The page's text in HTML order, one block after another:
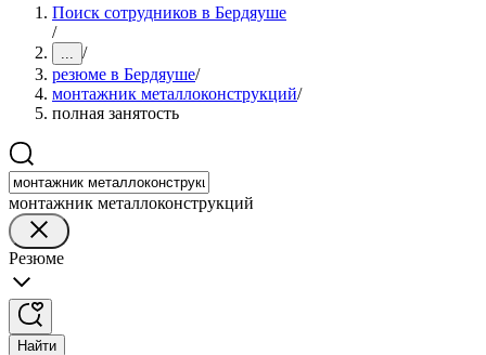
Поиск сотрудников в Бердяуше
/
... /
резюме в Бердяуше/
монтажник металлоконструкций/
полная занятость
монтажник металлоконструкций
Резюме
Найти